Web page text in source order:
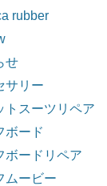
rubber
せ
サリー
トスーツリペア
ボード
ボードリペア
ムービー